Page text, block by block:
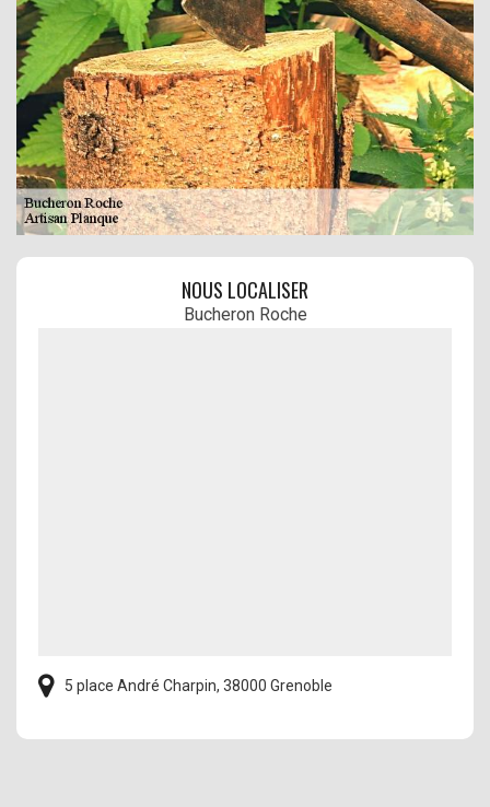
NOUS LOCALISER
Bucheron Roche
5 place André Charpin, 38000 Grenoble